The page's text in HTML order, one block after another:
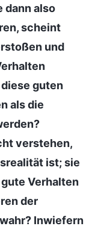
dann also
scheint
und
guten
als die
verstehen,
ist; sie
Verhalten
der
Inwiefern